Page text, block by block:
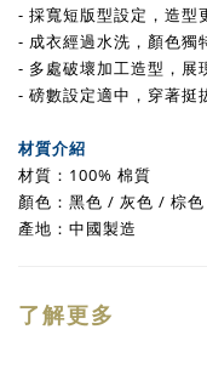
- 採寬短版型設定，造型
- 成衣經過水洗，顏色獨
- 多處破壞加工造型，展
- 磅數設定適中，穿著挺
材質介紹
材質：100% 棉質
顏色：黑色 / 灰色 / 棕色
產地：中國製造
了解更多